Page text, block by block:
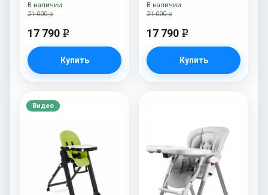
21 000 р
17 790 e
Купить
В наличии
21 000 р
17 790 e
Купить
В наличии
Видео